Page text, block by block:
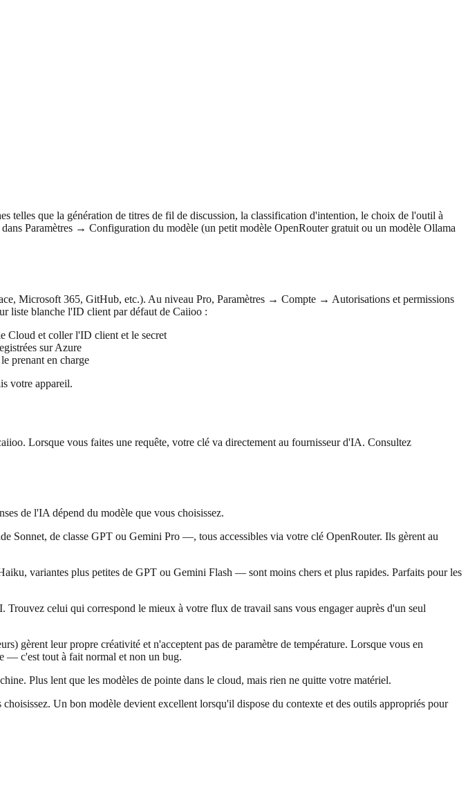
telles que la génération de titres de fil de discussion, la classification d'intention, le choix de l'outil à
Paramètres → Configuration du modèle (un petit modèle OpenRouter gratuit ou un modèle Ollama
Microsoft 365, GitHub, etc.). Au niveau Pro, Paramètres → Compte → Autorisations et permissions
liste blanche l'ID client par défaut de Caiioo :
Cloud et coller l'ID client et le secret
sur Azure
prenant en charge
votre appareil.
Lorsque vous faites une requête, votre clé va directement au fournisseur d'IA. Consultez
de l'IA dépend du modèle que vous choisissez.
Sonnet, de classe GPT ou Gemini Pro —, tous accessibles via votre clé OpenRouter. Ils gèrent au
variantes plus petites de GPT ou Gemini Flash — sont moins chers et plus rapides. Parfaits pour les
Trouvez celui qui correspond le mieux à votre flux de travail sans vous engager auprès d'un seul
gèrent leur propre créativité et n'acceptent pas de paramètre de température. Lorsque vous en
— c'est tout à fait normal et non un bug.
Plus lent que les modèles de pointe dans le cloud, mais rien ne quitte votre matériel.
Un bon modèle devient excellent lorsqu'il dispose du contexte et des outils appropriés pour